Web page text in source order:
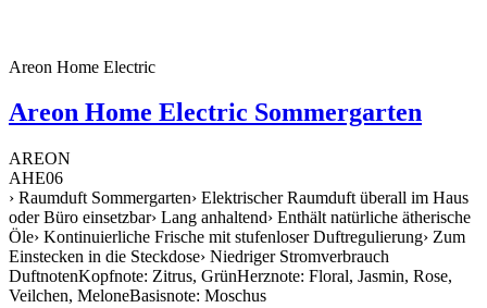
Areon Home Electric
Areon Home Electric Sommergarten
AREON
AHE06
› Raumduft Sommergarten› Elektrischer Raumduft überall im Haus
oder Büro einsetzbar› Lang anhaltend› Enthält natürliche ätherische
Öle› Kontinuierliche Frische mit stufenloser Duftregulierung› Zum
Einstecken in die Steckdose› Niedriger Stromverbrauch
DuftnotenKopfnote: Zitrus, GrünHerznote: Floral, Jasmin, Rose,
Veilchen, MeloneBasisnote: Moschus